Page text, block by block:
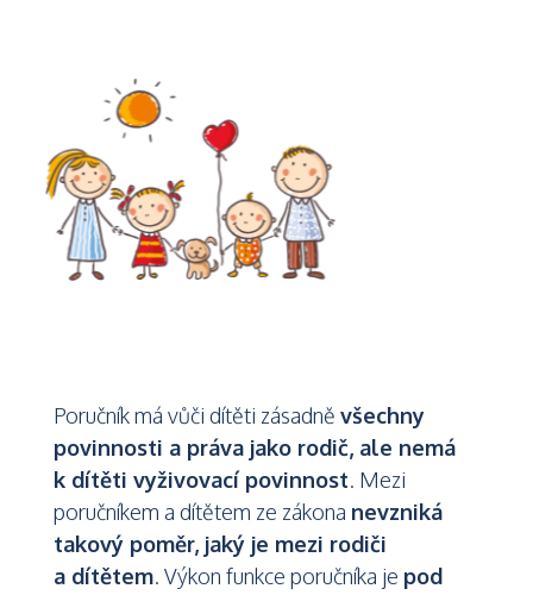
Poručník má vůči dítěti zásadně všechny
povinnosti a práva jako rodič, ale nemá
k dítěti vyživovací povinnost. Mezi
poručníkem a dítětem ze zákona nevzniká
takový poměr, jaký je mezi rodiči
a dítětem. Výkon funkce poručníka je pod